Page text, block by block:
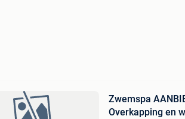
Zwemspa
Overkapping en